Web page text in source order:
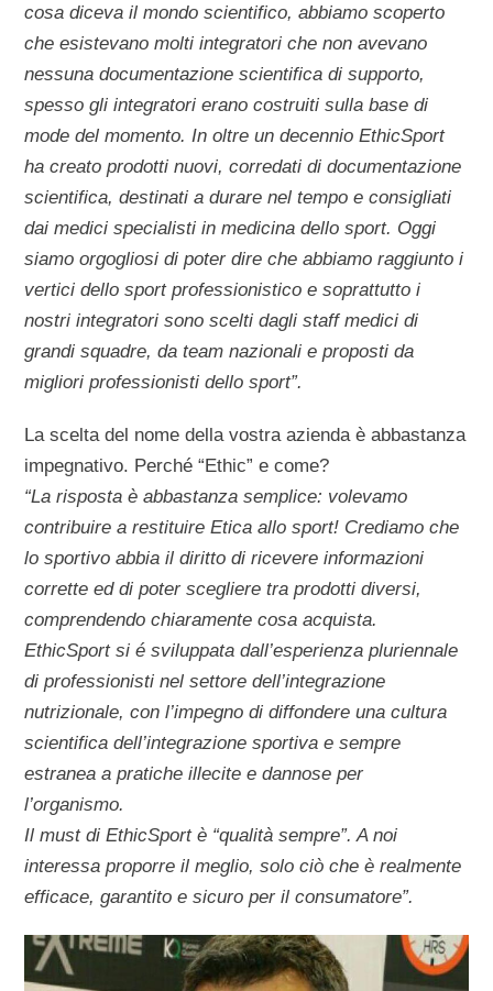
cosa diceva il mondo scientifico, abbiamo scoperto
che esistevano molti integratori che non avevano
nessuna documentazione scientifica di supporto,
spesso gli integratori erano costruiti sulla base di
mode del momento. In oltre un decennio EthicSport
ha creato prodotti nuovi, corredati di documentazione
scientifica, destinati a durare nel tempo e consigliati
dai medici specialisti in medicina dello sport. Oggi
siamo orgogliosi di poter dire che abbiamo raggiunto i
vertici dello sport professionistico e soprattutto i
nostri integratori sono scelti dagli staff medici di
grandi squadre, da team nazionali e proposti da
migliori professionisti dello sport”.
La scelta del nome della vostra azienda è abbastanza
impegnativo. Perché “Ethic” e come?
“La risposta è abbastanza semplice: volevamo
contribuire a restituire Etica allo sport! Crediamo che
lo sportivo abbia il diritto di ricevere informazioni
corrette ed di poter scegliere tra prodotti diversi,
comprendendo chiaramente cosa acquista.
EthicSport si é sviluppata dall’esperienza pluriennale
di professionisti nel settore dell’integrazione
nutrizionale, con l’impegno di diffondere una cultura
scientifica dell’integrazione sportiva e sempre
estranea a pratiche illecite e dannose per
l’organismo.
Il must di EthicSport è “qualità sempre”. A noi
interessa proporre il meglio, solo ciò che è realmente
efficace, garantito e sicuro per il consumatore”.